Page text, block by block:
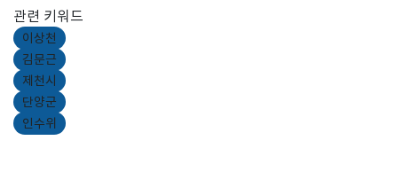
관련 키워드
이상천
김문근
제천시
단양군
인수위